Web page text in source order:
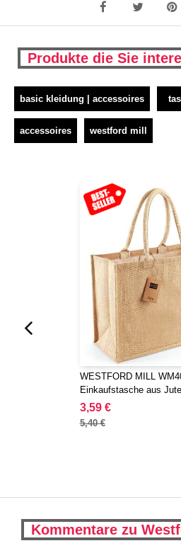
Produkte die Sie
basic kleidung | accessoires
accessoires westford mill
WESTFORD MILL
Einkaufstasche aus Jute
3,59 €
5,40 €
Kommentare zu